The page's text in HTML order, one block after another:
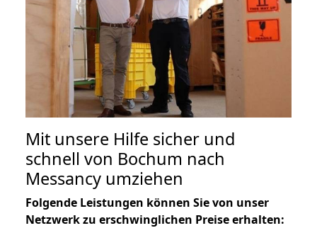
Mit unsere Hilfe sicher und
schnell von Bochum nach
Messancy umziehen
Folgende Leistungen können Sie von unser
Netzwerk zu erschwinglichen Preise erhalten: